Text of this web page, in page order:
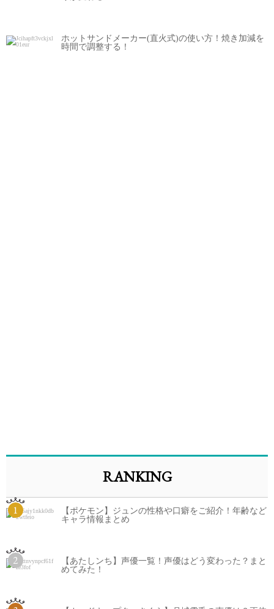
ホットサンドメーカー(直火式)の使い方！焼き加減を
時間で調整する！
RANKING
1
【ポケモン】ジュンの性格や口癖をご紹介！年齢など
キャラ情報まとめ
2
【あたしンち】声優一覧！声優はどう変わった？まと
めてみた！